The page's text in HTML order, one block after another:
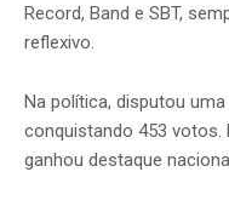
Record, Band e SBT,
reflexivo.
Na política, disputou
conquistando 453 votos.
ganhou destaque